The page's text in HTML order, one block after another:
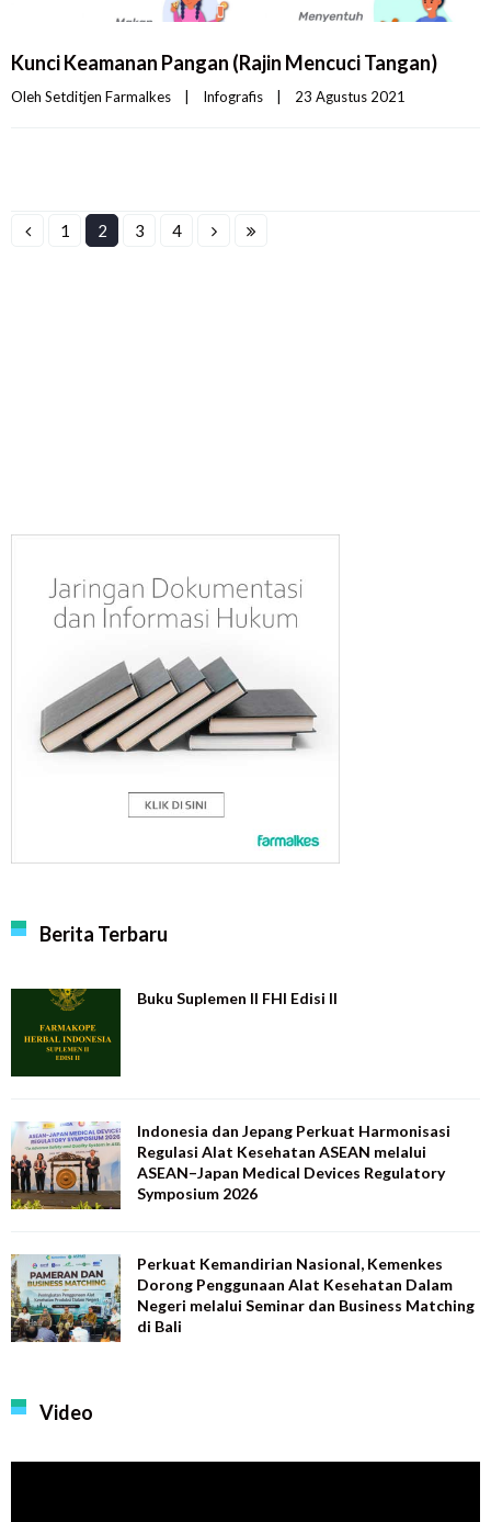
Kunci Keamanan Pangan (Rajin Mencuci Tangan)
Oleh Setditjen Farmalkes Infografis 23 Agustus 2021
1 2 3 4
Berita Terbaru
Buku Suplemen II FHI Edisi II
Indonesia dan Jepang Perkuat Harmonisasi
Regulasi Alat Kesehatan ASEAN melalui
ASEAN–Japan Medical Devices Regulatory
Symposium 2026
Perkuat Kemandirian Nasional, Kemenkes
Dorong Penggunaan Alat Kesehatan Dalam
Negeri melalui Seminar dan Business Matching
di Bali
Video